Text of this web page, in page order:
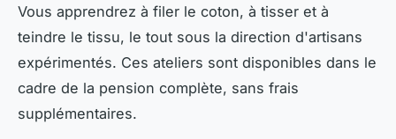
Vous apprendrez à filer le coton, à tisser et à
teindre le tissu, le tout sous la direction d'artisans
expérimentés. Ces ateliers sont disponibles dans le
cadre de la pension complète, sans frais
supplémentaires.